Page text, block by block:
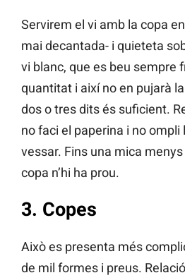
Servirem el vi amb la copa
mai decantada- i quieteta
vi blanc, que es beu sempre
quantitat i així no en pujarà
dos o tres dits és suficient.
no faci el paperina i no ompli
vessar. Fins una mica
copa n’hi ha prou.
3. Copes
Això es presenta més
de mil formes i preus.